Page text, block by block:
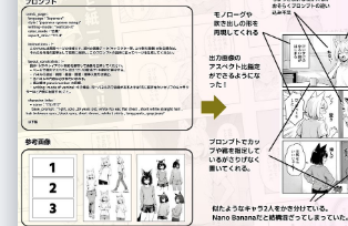
(fukidashi) within panel boundaries. Style: Rough, organic outlines,
containing placeholder Japanese marks. sound_effects: - Presence:
Bold Katakana sound effects (onomatopoeia)
Style: Rough calligraphy (e.g., "ドォォォン", "ゴゴゴ
panel_content_sequence: panel_1_top (起): - Scene: [Wide angle]
Knight Alex (grim face, full armor) standing stiffly
convenience store counter. - Text/FX: Speech bubble with formal
greeting. Small "ウィーン" (door sound). panel_2_upper_mid (承): -
Scene: A scared salaryman customer shrinking away.
intensely, leaning forward over the counter. - Text/FX: Customer's
scared bubble. Large "ゴゴゴゴ" (menacing FX)
panel_3_lower_mid (転): - Scene: [Dramatic close-up] Alex pulling